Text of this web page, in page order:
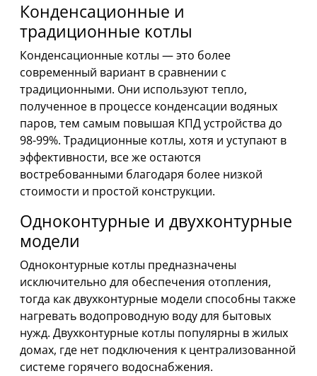
Конденсационные и
традиционные котлы
Конденсационные котлы — это более
современный вариант в сравнении с
традиционными. Они используют тепло,
полученное в процессе конденсации водяных
паров, тем самым повышая КПД устройства до
98-99%. Традиционные котлы, хотя и уступают в
эффективности, все же остаются
востребованными благодаря более низкой
стоимости и простой конструкции.
Одноконтурные и двухконтурные
модели
Одноконтурные котлы предназначены
исключительно для обеспечения отопления,
тогда как двухконтурные модели способны также
нагревать водопроводную воду для бытовых
нужд. Двухконтурные котлы популярны в жилых
домах, где нет подключения к централизованной
системе горячего водоснабжения.